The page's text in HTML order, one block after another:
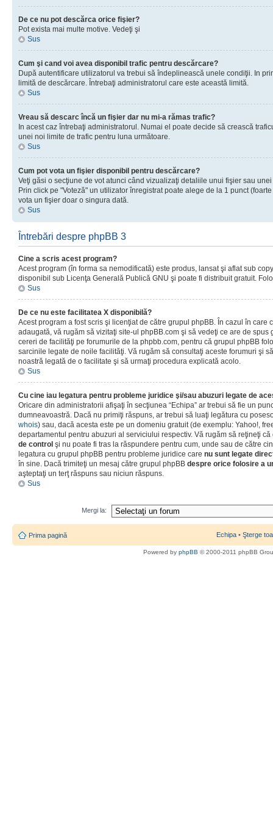
De ce nu pot descărca orice fişier?
Pot exista mai multe motive. Vedeţi şi
Sus
Cum şi cand voi avea disponibil trafic pentru descărcare?
După autentificare utilizatorul va trebui să îndeplinească unele condiţii. In
limită de descărcare. Întrebaţi administratorul care este această limită.
Sus
Vreau să descarc încă un fişier dar nu mi-a rămas trafic?
In acest caz întrebaţi administratorul. Numai el poate decide să crească
unei noi limite de trafic pentru luna următoare.
Sus
Cum pot vota un fişier disponibil pentru descărcare?
Veţi găsi o secţiune de vot atunci când vizualizaţi detaliile unui fişier sau
Prin click pe "Voteză" un utilizator înregistrat poate alege de la 1 punct
vota un fişier doar o singura dată.
Sus
Întrebări despre phpBB 3
Cine a scris acest program?
Acest program (în forma sa nemodificată) este produs, lansat şi aflat sub
disponibil sub Licenţa Generală Publică GNU şi poate fi distribuit gratuit.
Sus
De ce nu este facilitatea X disponibilă?
Acest program a fost scris şi licenţiat de către grupul phpBB. În cazul în care
adaugată, vă rugăm să vizitaţi site-ul phpBB.com şi să vedeţi ce are de
cereri de facilităţi pe forumurile de la phpbb.com, pentru că grupul phpBB
sarcinile legate de noile facilităţi. Vă rugăm să consultaţi aceste forumuri şi
noastră legată de o facilitate şi să urmaţi procedura explicată acolo.
Sus
Cu cine iau legatura pentru probleme juridice şi/sau abuzuri legate de
Oricare din administratorii afişaţi în secţiunea “Echipa” ar trebui să fie un
dumneavoastră. Dacă nu primiţi răspuns, ar trebui să luaţi legătura cu
whois) sau, dacă acesta este pe un domeniu gratuit (de exemplu: Yahoo!,
departamentul pentru abuzuri al serviciului respectiv. Vă rugăm să reţineţi
de control şi nu poate fi tras la răspundere pentru cum, unde sau de către
legatura cu grupul phpBB pentru probleme juridice care nu sunt legate
în sine. Dacă trimiteţi un mesaj către grupul phpBB despre orice folosire a
aşteptaţi un terţ răspuns sau niciun răspuns.
Sus
Mergi la:
Prima pagină Echipa • Şterge
Powered by phpBB © 2000-2011 phpBB